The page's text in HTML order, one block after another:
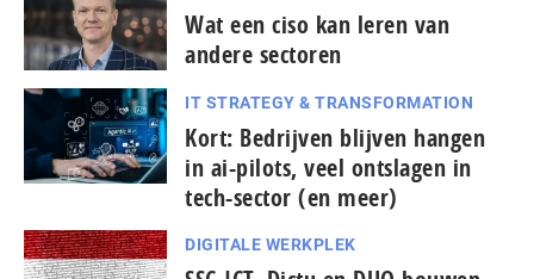
Wat een ciso kan leren van
andere sectoren
IT STRATEGY & TRANSFORMATION
Kort: Bedrijven blijven hangen
in ai-pilots, veel ontslagen in
tech-sector (en meer)
DIGITALE WERKPLEK